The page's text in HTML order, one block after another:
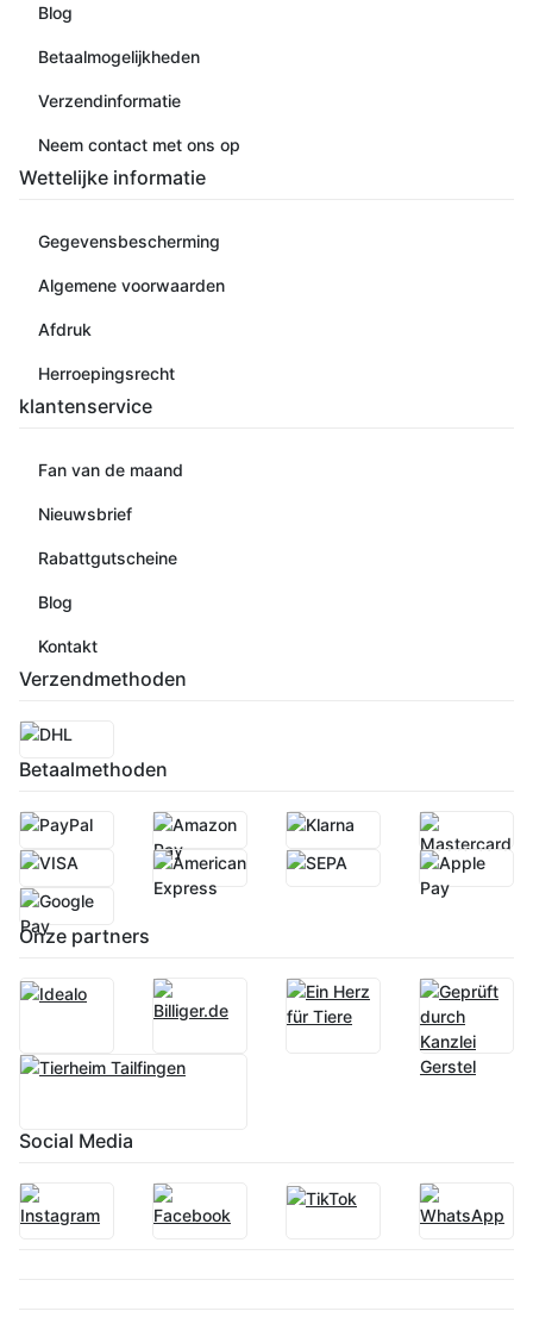
Blog
Betaalmogelijkheden
Verzendinformatie
Neem contact met ons op
Wettelijke informatie
Gegevensbescherming
Algemene voorwaarden
Afdruk
Herroepingsrecht
klantenservice
Fan van de maand
Nieuwsbrief
Rabattgutscheine
Blog
Kontakt
Verzendmethoden
Betaalmethoden
Onze partners
Social Media